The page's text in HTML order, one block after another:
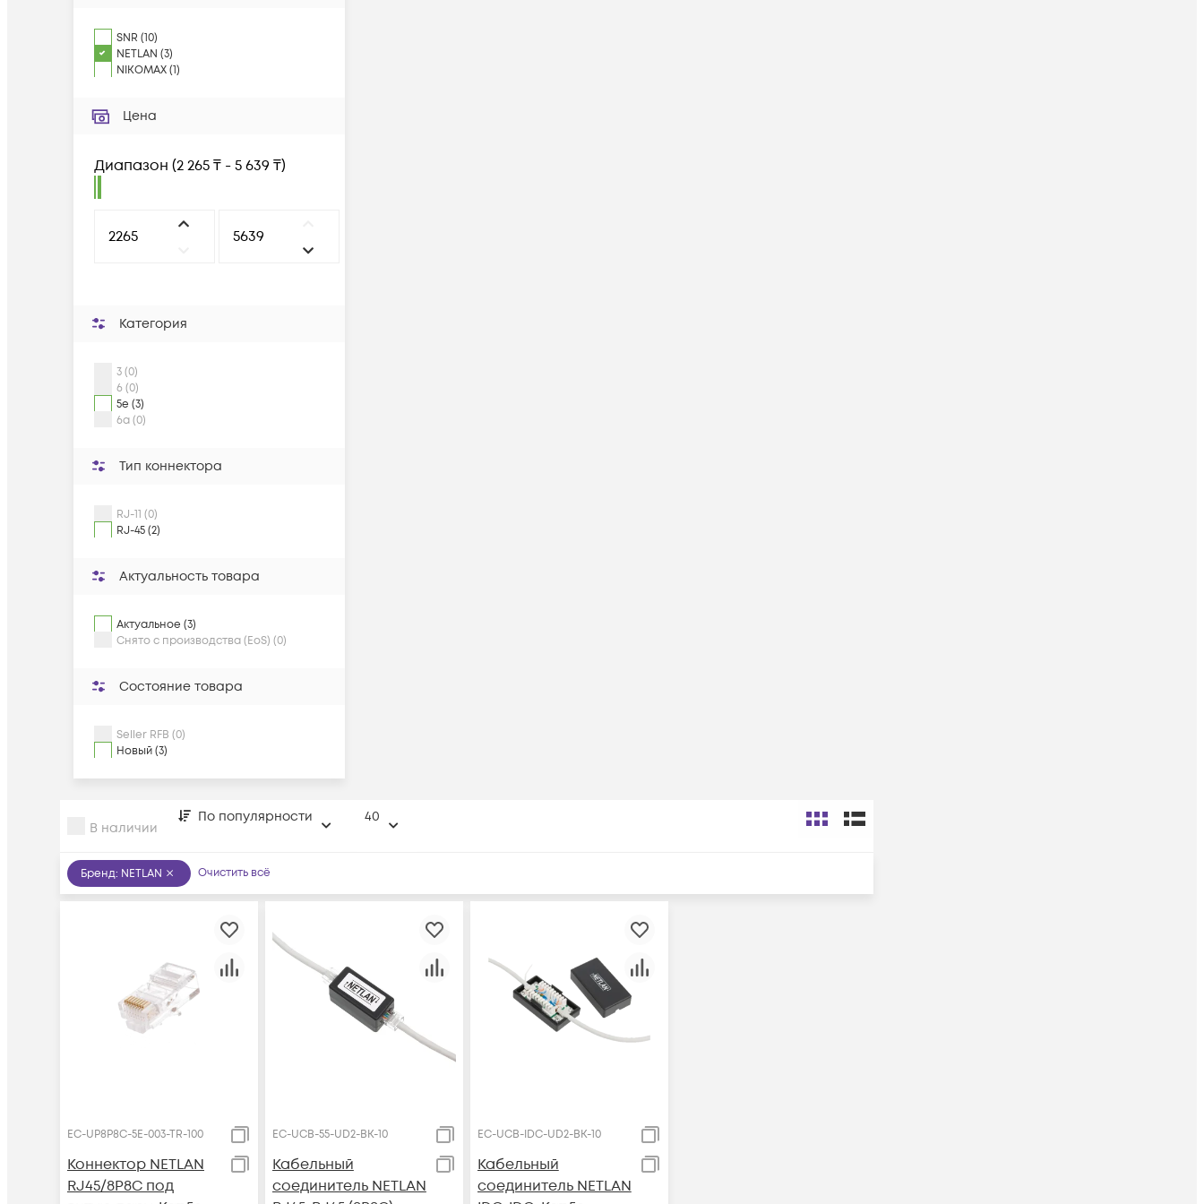
SNR (10)
NETLAN (3)
NIKOMAX(1)
Цена
Диапазон (2 265 ₸ - 5 639 ₸)
Категория
3 (0)
6 (0)
5e (3)
6a (0)
Тип коннектора
RJ-11 (0)
RJ-45 (2)
Актуальность товара
Актуальное (3)
Снято с производства (EoS) (0)
Состояние товара
Seller RFB (0)
Новый (3)
В наличии
По популярности 40
Бренд: NETLAN Очистить всё
EC-UP8P8C-5E-003-TR-100
Коннектор NETLAN
RJ45/8P8C под
EC-UCB-55-UD2-BK-10
Кабельный
соединитель NETLAN
EC-UCB-IDC-UD2-BK-10
Кабельный
соединитель NETLAN